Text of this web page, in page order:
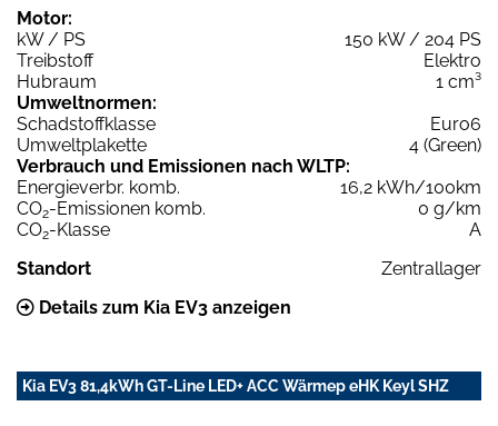
Motor:
kW / PS
150 kW / 204 PS
Treibstoff
Elektro
Hubraum
1 cm³
Umweltnormen:
Schadstoffklasse
Euro6
Umweltplakette
4 (Green)
Verbrauch und Emissionen nach WLTP:
Energieverbr. komb.
16,2 kWh/100km
CO2-Emissionen komb.
0 g/km
CO2-Klasse
A
Standort
Zentrallager
Details zum Kia EV3 anzeigen
Kia EV3 81,4kWh GT-Line LED+ ACC Wärmep eHK Keyl SHZ